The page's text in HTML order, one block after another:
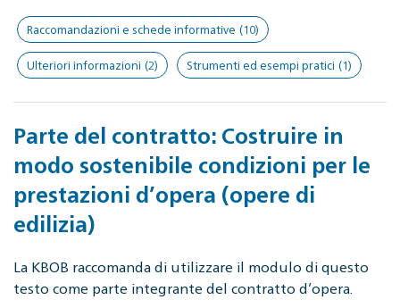
Raccomandazioni e schede informative (10)
Ulteriori informazioni (2) Strumenti ed esempi pratici (1)
Parte del contratto: Costruire in
modo sostenibile condizioni per le
prestazioni d’opera (opere di
edilizia)
La KBOB raccomanda di utilizzare il modulo di questo
testo come parte integrante del contratto d’opera.